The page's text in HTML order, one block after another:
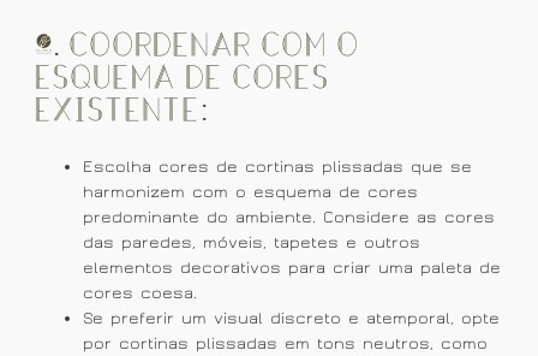
1. Coordenar com o
Esquema de Cores
Existente:
Escolha cores de cortinas plissadas que se
harmonizem com o esquema de cores
predominante do ambiente. Considere as cores
das paredes, móveis, tapetes e outros
elementos decorativos para criar uma paleta de
cores coesa.
Se preferir um visual discreto e atemporal, opte
por cortinas plissadas em tons neutros, como